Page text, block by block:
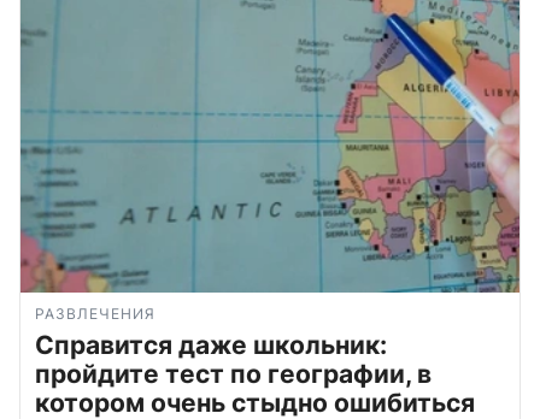
РАЗВЛЕЧЕНИЯ
Справится даже школьник:
пройдите тест по географии, в
котором очень стыдно ошибиться